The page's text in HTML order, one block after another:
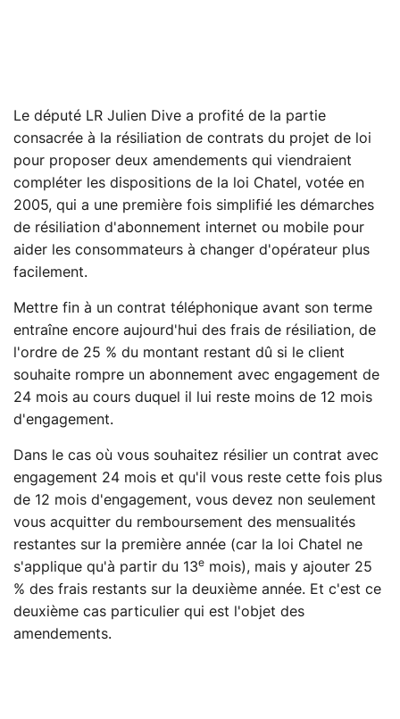
Le député LR Julien Dive a profité de la partie
consacrée à la résiliation de contrats du projet de loi
pour proposer deux amendements qui viendraient
compléter les dispositions de la loi Chatel, votée en
2005, qui a une première fois simplifié les démarches
de résiliation d'abonnement internet ou mobile pour
aider les consommateurs à changer d'opérateur plus
facilement.
Mettre fin à un contrat téléphonique avant son terme
entraîne encore aujourd'hui des frais de résiliation, de
l'ordre de 25 % du montant restant dû si le client
souhaite rompre un abonnement avec engagement de
24 mois au cours duquel il lui reste moins de 12 mois
d'engagement.
Dans le cas où vous souhaitez résilier un contrat avec
engagement 24 mois et qu'il vous reste cette fois plus
de 12 mois d'engagement, vous devez non seulement
vous acquitter du remboursement des mensualités
restantes sur la première année (car la loi Chatel ne
s'applique qu'à partir du 13e mois), mais y ajouter 25
% des frais restants sur la deuxième année. Et c'est ce
deuxième cas particulier qui est l'objet des
amendements.